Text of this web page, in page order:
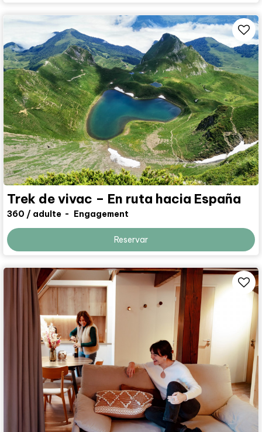
Trek de vivac – En ruta hacia España
360 / adulte Engagement
Reservar